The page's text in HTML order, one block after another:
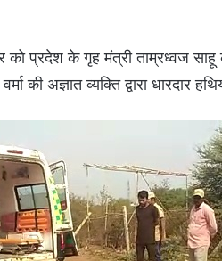
को प्रदेश के गृह मंत्री ताम्रध्वज
की अज्ञात व्यक्ति द्वारा धारदार